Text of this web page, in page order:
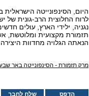
היום, הסינפונייטה
לרוח החלוצית הרב-גונית של
נגניה, ילידי הארץ, עולים
תזמורת מקצועית ומלוטשת,
הנאתה הגלויה מחדוות היצירה
מרק תזמורת - הסינפונייטה באר
שלח לחבר הדפס